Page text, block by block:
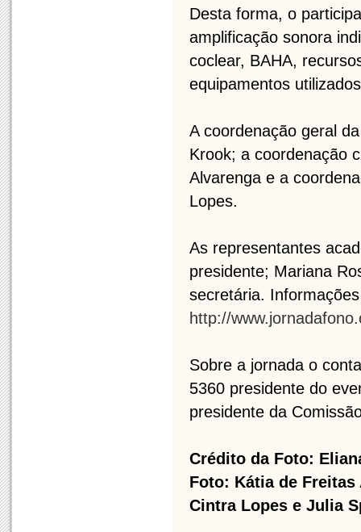
Desta forma, o
amplificação sonora
coclear, BAHA,
equipamentos
A coordenação geral
Krook; a coordenação
Alvarenga e a
Lopes.
As representantes
presidente; Mariana
secretária.
http://
Sobre a jornada o
5360 presidente do
presidente da
Crédito da Foto:
Foto: Kátia de Freitas
Cintra Lopes e Julia